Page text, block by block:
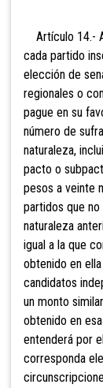
Artículo 14.-
cada partido
elección de
regionales o
pague en su
número de
naturaleza,
pacto o
pesos a veinte
partidos que
naturaleza
igual a la que
obtenido en
candidatos
un monto
obtenido en
entenderá por
corresponda